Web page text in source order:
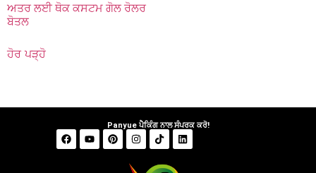
ਅਤਰ ਲਈ ਥੋਕ ਕਸਟਮ ਗੋਲ ਰੋਲਰ
ਬੋਤਲ
ਹੋਰ ਪੜ੍ਹੋ
Panyue ਪੈਕਿੰਗ ਨਾਲ ਸੰਪਰਕ ਕਰੋ!